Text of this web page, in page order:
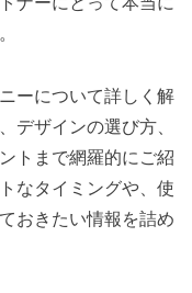
ーについて詳しく解
デザインの選び方、
トまで網羅的にご紹
なタイミングや、使
おきたい情報を詰め